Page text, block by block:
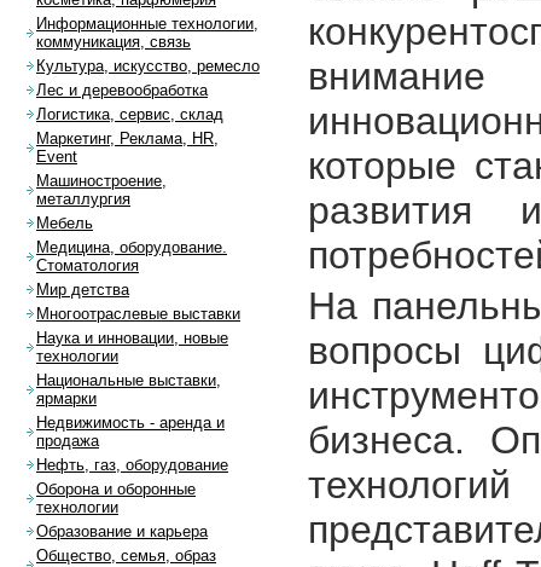
которые
развития
На
вопросы
бизнеса.
Информационные технологии,
коммуникация, связь
Культура, искусство, ремесло
Лес и деревообработка
Логистика, сервис, склад
Маркетинг, Реклама, HR,
Event
Машиностроение,
металлургия
Мебель
Медицина, оборудование.
Стоматология
Мир детства
Многоотраслевые выставки
Наука и инновации, новые
технологии
Национальные выставки,
ярмарки
Недвижимость - аренда и
продажа
Нефть, газ, оборудование
Оборона и оборонные
технологии
Образование и карьера
Общество, семья, образ